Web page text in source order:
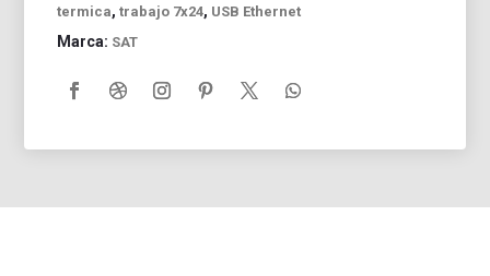
termica,trabajo 7x24, USB Ethernet
Marca: SAT